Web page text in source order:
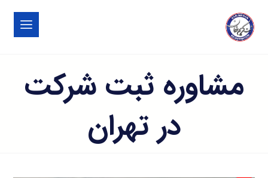
مشاوره ثبت شرکت
در تهران